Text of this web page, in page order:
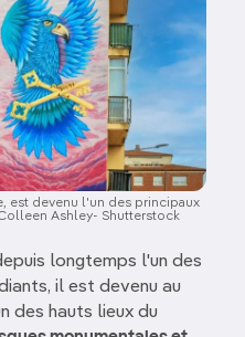
est devenu l'un des principaux
Ashley- Shutterstock
longtemps l'un des
il est devenu au
des hauts lieux du